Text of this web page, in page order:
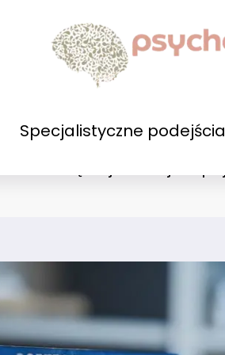
Specjalistyczne podejścia